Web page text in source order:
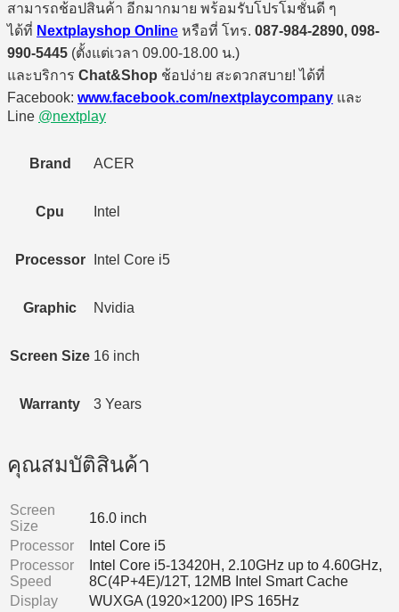
สามารถช้อปสินค้า อีกมากมาย พร้อมรับโปรโมชั่นดี ๆ
ได้ที่ Nextplayshop Online หรือที่ โทร. 087-984-2890, 098-
990-5445 (ตั้งแต่เวลา 09.00-18.00 น.)
และบริการ Chat&Shop ช้อปง่าย สะดวกสบาย! ได้ที่
Facebook: www.facebook.com/nextplaycompany และ
Line @nextplay
Brand ACER
Cpu Intel
Processor Intel Core i5
Graphic Nvidia
Screen Size 16 inch
Warranty 3 Years
คุณสมบัติสินค้า
Screen
Size
16.0 inch
Processor
Intel Core i5
Processor
Speed
Intel Core i5-13420H, 2.10GHz up to 4.60GHz,
8C(4P+4E)/12T, 12MB Intel Smart Cache
Display
WUXGA (1920×1200) IPS 165Hz